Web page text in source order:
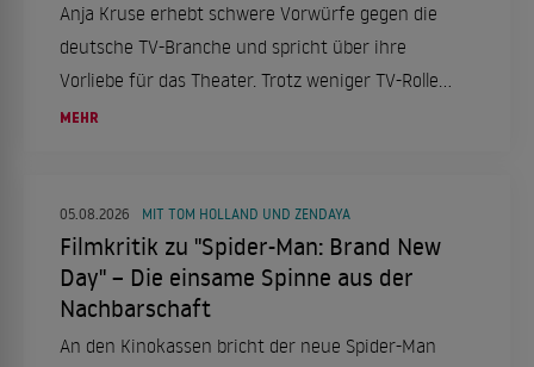
Anja Kruse erhebt schwere Vorwürfe gegen die
deutsche TV-Branche und spricht über ihre
Vorliebe für das Theater. Trotz weniger TV-Rollen
bleibt sie aktiv und engagiert.
MEHR
05.08.2026 MIT TOM HOLLAND UND ZENDAYA
Filmkritik zu "Spider-Man: Brand New
Day" – Die einsame Spinne aus der
Nachbarschaft
An den Kinokassen bricht der neue Spider-Man